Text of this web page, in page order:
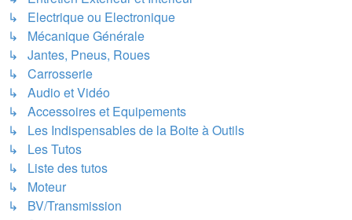
↳ Electrique ou Electronique
↳ Mécanique Générale
↳ Jantes, Pneus, Roues
↳ Carrosserie
↳ Audio et Vidéo
↳ Accessoires et Equipements
↳ Les Indispensables de la Boite à Outils
↳ Les Tutos
↳ Liste des tutos
↳ Moteur
↳ BV/Transmission